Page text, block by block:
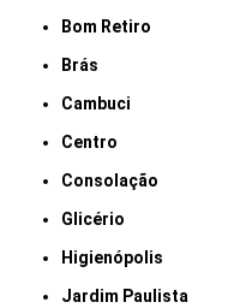
Bom Retiro
Brás
Cambuci
Centro
Consolação
Glicério
Higienópolis
Jardim Paulista